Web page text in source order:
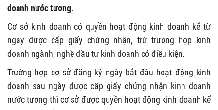
doanh nước tương.
Cơ sở kinh doanh có quyền hoạt động kinh doanh kể từ
ngày được cấp giấy chứng nhận, trừ trường hợp kinh
doanh ngành, nghề đầu tư kinh doanh có điều kiện.
Trường hợp cơ sở đăng ký ngày bắt đầu hoạt động kinh
doanh sau ngày được cấp giấy chứng nhận kinh doanh
nước tương thì cơ sở được quyền hoạt động kinh doanh kể